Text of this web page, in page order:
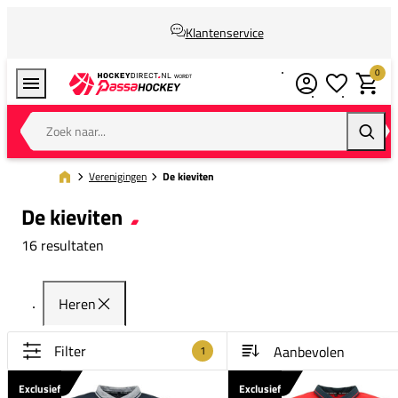
Klantenservice
Zoek naar...
0
Verenigingen De kieviten
De kieviten
16 resultaten
Heren
Filter 1
Exclusief Exclusief